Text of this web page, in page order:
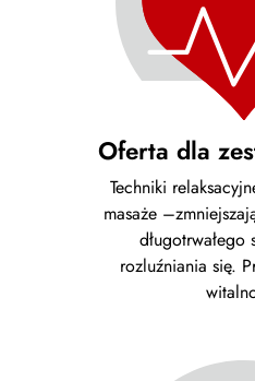
Oferta dla
Techniki
masaże
długotrwałego
rozluźniania się.